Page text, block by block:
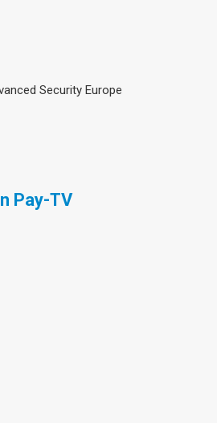
Security Europe
Pay-TV